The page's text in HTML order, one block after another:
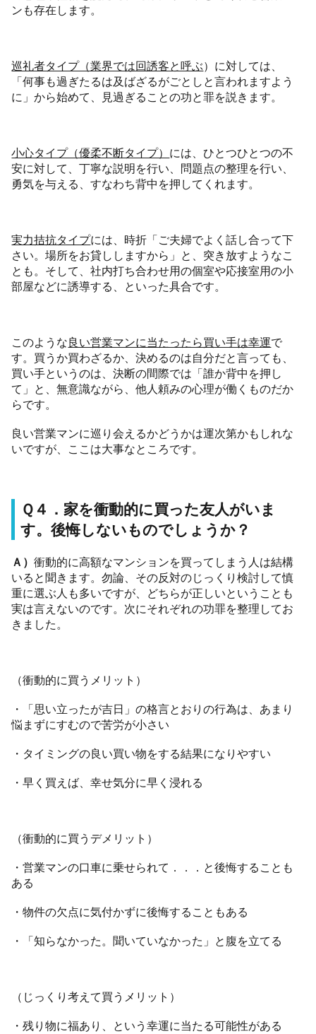
ンも存在します。
巡礼者タイプ（業界では回誘客と呼ぶ）に対しては、
「何事も過ぎたるは及ばざるがごとしと言われますよう
に」から始めて、見過ぎることの功と罪を説きます。
小心タイプ（優柔不断タイプ） には、ひとつひとつの不
安に対して、丁寧な説明を行い、問題点の整理を行い、
勇気を与える、すなわち背中を押してくれます。
実力拮抗タイプには、時折「ご夫婦でよく話し合って下
さい。場所をお貸ししますから」と、突き放すようなこ
とも。そして、社内打ち合わせ用の個室や応接室用の小
部屋などに誘導する、といった具合です。
このような良い営業マンに当たったら買い手は幸運で
す。買うか買わざるか、決めるのは自分だと言っても、
買い手というのは、決断の間際では「誰か背中を押し
て」と、無意識ながら、他人頼みの心理が働くものだか
らです。
良い営業マンに巡り会えるかどうかは運次第かもしれな
いですが、ここは大事なところです。
Ｑ４．家を衝動的に買った友人がいま
す。後悔しないものでしょうか？
Ａ）衝動的に高額なマンションを買ってしまう人は結構
いると聞きます。勿論、その反対のじっくり検討して慎
重に選ぶ人も多いですが、どちらが正しいということも
実は言えないのです。次にそれぞれの功罪を整理してお
きました。
（衝動的に買うメリット）
・「思い立ったが吉日」の格言とおりの行為は、あまり
悩まずにすむので苦労が小さい
・タイミングの良い買い物をする結果になりやすい
・早く買えば、幸せ気分に早く浸れる
（衝動的に買うデメリット）
・営業マンの口車に乗せられて．．．と後悔することも
ある
・物件の欠点に気付かずに後悔することもある
・「知らなかった。聞いていなかった」と腹を立てる
（じっくり考えて買うメリット）
・残り物に福あり、という幸運に当たる可能性がある